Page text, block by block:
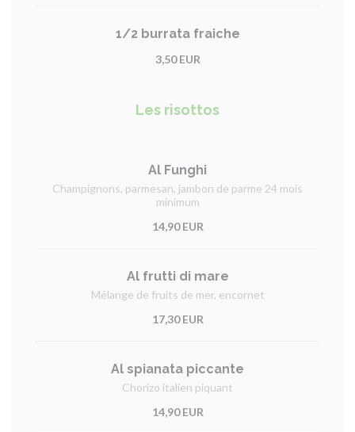
1/2 burrata fraiche
3,50 EUR
Les risottos
Al Funghi
Champignons, parmesan, jambon de parme 24 mois
minimum
14,90 EUR
Al frutti di mare
Mélange de fruits de mer, encornet
17,30 EUR
Al spianata piccante
Chorizo italien piquant
14,90 EUR